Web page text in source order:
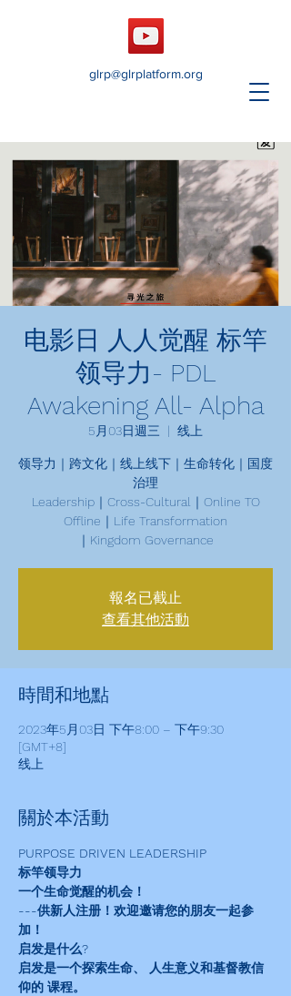
glrp@glrplatform.org
电影日 人人觉醒 标竿
领导力- PDL
Awakening All- Alpha
5月03日週三
  |
线上
领导力｜跨文化｜线上线下｜生命转化｜国度
治理
Leadership｜Cross-Cultural｜Online TO
Offline｜Life Transformation
｜Kingdom Governance
報名已截止
查看其他活動
時間和地點
2023年5月03日 下午8:00 – 下午9:30
[GMT+8]
线上
關於本活動
PURPOSE DRIVEN LEADERSHIP
标竿领导力
一个生命觉醒的机会！
---供新人注册！欢迎邀请您的朋友一起参
加！
启发是什么?
启发是一个探索生命、 人生意义和基督教信
仰的 课程。